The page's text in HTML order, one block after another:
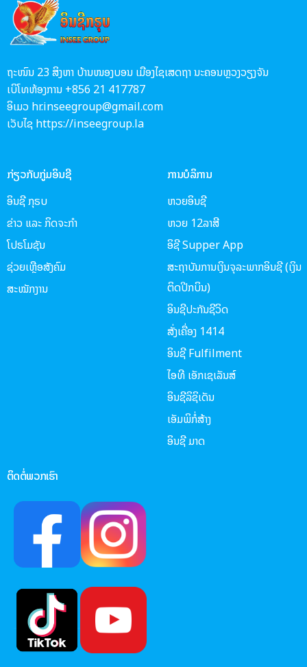
ຖະໜົນ 23 ສິງຫາ ບ້ານໜອງບອນ ເມືອງໄຊເສດຖາ ນະຄອນຫຼວງວຽງຈັນ
ເບິໂທຫ້ອງການ +856 21 417787
ອິເມວ hr.inseegroup@gmail.com
ເວັບໄຊ https://inseegroup.la
ກ່ຽວກັບກູ່ມອິນຊີ
ອິນຊີ ກຸຣບ
ຂ່າວ ແລະ ກິດຈະກຳ
ໂປຣໂມຊັນ
ຊ່ວຍເຫຼືອສັງຄົມ
ສະໝັກງານ
ການບໍລິການ
ຫວຍອິນຊີ
ຫວຍ 12ລາສີ
ອິຊີ Supper App
ສະຖາບັນການເງິນຈຸລະພາກອິນຊີ (ເງິນ
ຕິດປີກບິນ)
ອິນຊີປະກັນຊີວິດ
ສັ່ງເຄື່ອງ 1414
ອິນຊີ Fulfilment
ໄອທີ ເອັກເຊເລັນສ໌
ອິນຊີລິຊິເດັນ
ເອັມພິກໍ່ສ້າງ
ອິນຊີ ມາດ
ຕິດຕໍ່ພວກເຮົາ